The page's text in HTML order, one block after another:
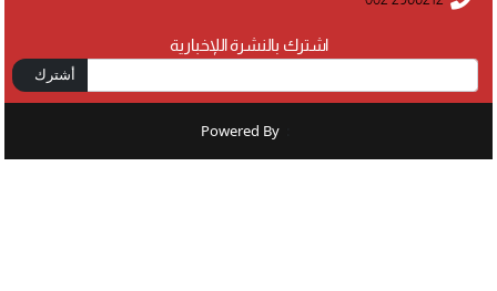
اشترك بالنشرة اللإخبارية
أشترك
Powered By